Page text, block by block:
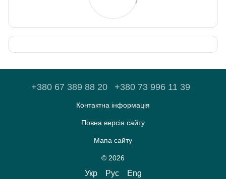
+380 67 389 88 20 +380 73 996 11 39
Контактна інформація
Повна версія сайту
Мапа сайту
© 2026
Укр Рус Eng